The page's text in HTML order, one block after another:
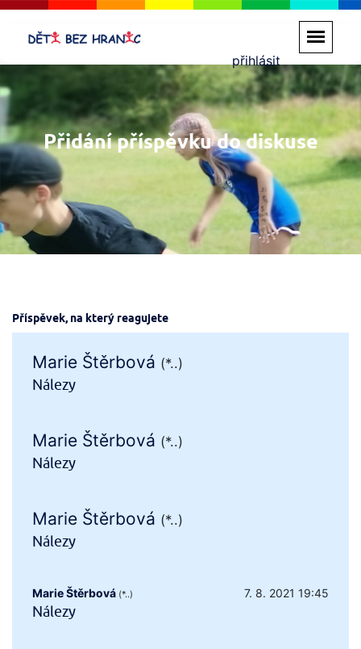
přihlásit
Přidání příspěvku do diskuse
Příspěvek, na který reagujete
Marie Štěrbová (*..)
Nálezy
Marie Štěrbová (*..)
Nálezy
Marie Štěrbová (*..)
Nálezy
Marie Štěrbová (*..) 7. 8. 2021 19:45
Nálezy